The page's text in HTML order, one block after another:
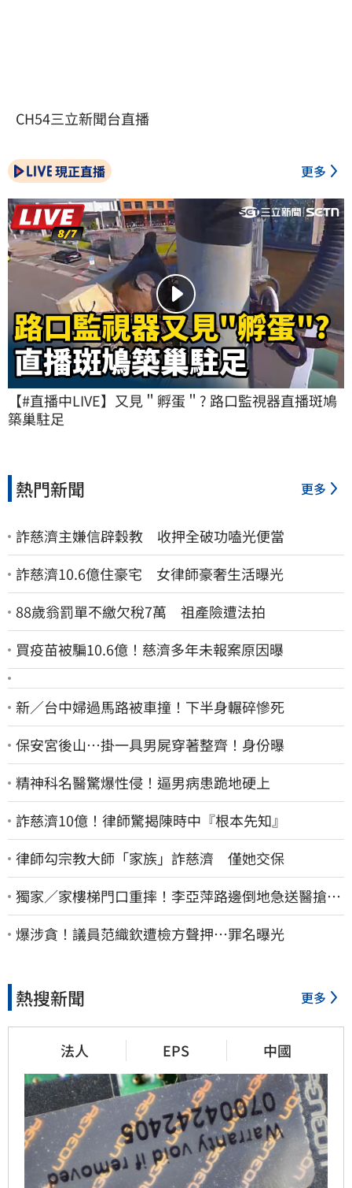
CH54三立新聞台直播
現正直播 更多
【#直播中LIVE】又見＂孵蛋＂? 路口監視器直播斑鳩
築巢駐足
熱門新聞 更多
詐慈濟主嫌信辟穀教 收押全破功嗑光便當
詐慈濟10.6億住豪宅 女律師豪奢生活曝光
88歲翁罰單不繳欠稅7萬 祖產險遭法拍
買疫苗被騙10.6億！慈濟多年未報案原因曝
新／台中婦過馬路被車撞！下半身輾碎慘死
保安宮後山…掛一具男屍穿著整齊！身份曝
精神科名醫驚爆性侵！逼男病患跪地硬上
詐慈濟10億！律師驚揭陳時中『根本先知』
律師勾宗教大師「家族」詐慈濟 僅她交保
獨家／家樓梯門口重摔！李亞萍路邊倒地急送醫搶
命 「最新傷況」曝
爆涉貪！議員范織欽遭檢方聲押…罪名曝光
熱搜新聞 更多
法人 EPS 中國